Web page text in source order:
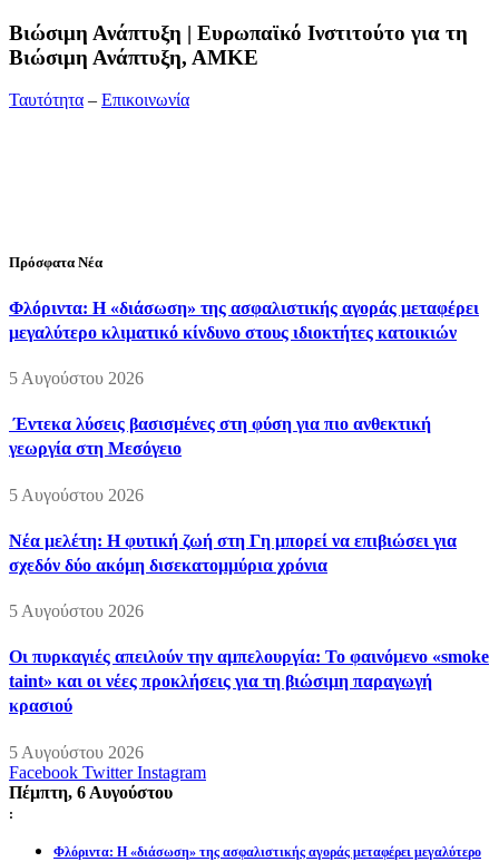
Bιώσιμη Ανάπτυξη | Ευρωπαϊκό Ινστιτούτο για τη
Βιώσιμη Ανάπτυξη, ΑΜΚΕ
Ταυτότητα – Επικοινωνία
Πρόσφατα Νέα
Φλόριντα: Η «διάσωση» της ασφαλιστικής αγοράς μεταφέρει
μεγαλύτερο κλιματικό κίνδυνο στους ιδιοκτήτες κατοικιών
5 Αυγούστου 2026
Έντεκα λύσεις βασισμένες στη φύση για πιο ανθεκτική
γεωργία στη Μεσόγειο
5 Αυγούστου 2026
Νέα μελέτη: Η φυτική ζωή στη Γη μπορεί να επιβιώσει για
σχεδόν δύο ακόμη δισεκατομμύρια χρόνια
5 Αυγούστου 2026
Οι πυρκαγιές απειλούν την αμπελουργία: Το φαινόμενο «smoke
taint» και οι νέες προκλήσεις για τη βιώσιμη παραγωγή
κρασιού
5 Αυγούστου 2026
Facebook Twitter Instagram
Πέμπτη, 6 Αυγούστου
:
Φλόριντα: Η «διάσωση» της ασφαλιστικής αγοράς μεταφέρει μεγαλύτερο